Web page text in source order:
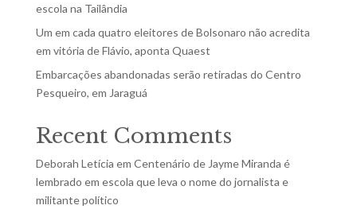
escola na Tailândia
Um em cada quatro eleitores de Bolsonaro não acredita
em vitória de Flávio, aponta Quaest
Embarcações abandonadas serão retiradas do Centro
Pesqueiro, em Jaraguá
Recent Comments
Deborah Letícia em Centenário de Jayme Miranda é
lembrado em escola que leva o nome do jornalista e
militante político